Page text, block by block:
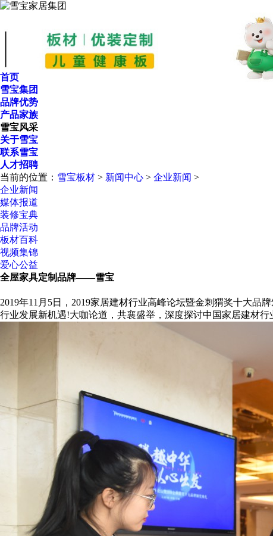
首页
雪宝集团
品牌优势
产品家族
雪宝风采
关于雪宝
联系雪宝
人才招聘
当前的位置： 雪宝板材 > 新闻中心 > 企业新闻 >
企业新闻
媒体报道
装修宝典
品牌活动
板材百科
视频集锦
爱心公益
全屋家具定制品牌——雪宝
2019年11月5日，2019家居建材行业高峰论坛暨金刺猬奖十大
行业发展新机遇!大咖论道，共襄盛举，深度探讨中国家居建材行